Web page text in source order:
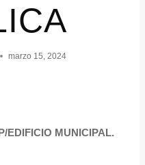
marzo 15, 2024
EDIFICIO MUNICIPAL.